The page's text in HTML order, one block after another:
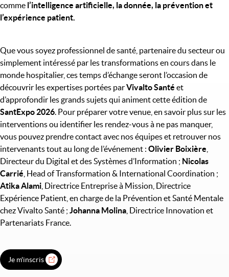
comme l’intelligence artificielle, la donnée, la prévention et
l’expérience patient.
Que vous soyez professionnel de santé, partenaire du secteur ou
simplement intéressé par les transformations en cours dans le
monde hospitalier, ces temps d’échange seront l’occasion de
découvrir les expertises portées parVivalto Santé et
d’approfondir les grands sujets qui animent cette édition de
SantExpo 2026. Pour préparer votre venue, en savoir plus sur les
interventions ou identifier les rendez-vous à ne pas manquer,
vous pouvez prendre contact avec nos équipes et retrouver nos
intervenants tout au long de l’événement : Olivier Boixière
Directeur du Digital et des Systèmes d’Information ; Nicolas
Carrié , Head of Transformation & International Coordination ;
Atika Alami , Directrice Entreprise à Mission, Directrice
Expérience Patient, en charge de la Prévention et Santé Mentale
chez Vivalto Santé ; Johanna Molina , Directrice Innovation et
Partenariats France.
Je m'inscris